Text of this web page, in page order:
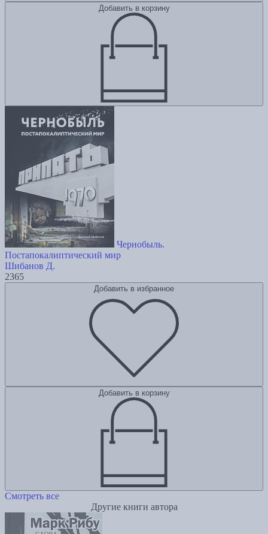
Добавить в корзину
Чернобыль.
Постапокалиптический мир
Шибанов Д.
2365
Добавить в избранное
Добавить в корзину
Смотреть все
Другие книги автора